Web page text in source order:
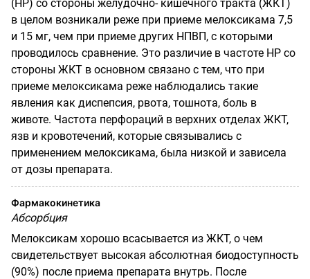
(HP) со стороны желудочно- кишечного тракта (ЖКТ)
в целом возникали реже при приеме мелоксикама 7,5
и 15 мг, чем при приеме других НПВП, с которыми
проводилось сравнение. Это различие в частоте HP со
стороны ЖКТ в основном связано с тем, что при
приеме мелоксикама реже наблюдались такие
явления как диспепсия, рвота, тошнота, боль в
животе. Частота перфораций в верхних отделах ЖКТ,
язв и кровотечений, которые связывались с
применением мелоксикама, была низкой и зависела
от дозы препарата.
Фармакокинетика
Абсорбция
Мелоксикам хорошо всасывается из ЖКТ, о чем
свидетельствует высокая абсолютная биодоступность
(90%) после приема препарата внутрь. После